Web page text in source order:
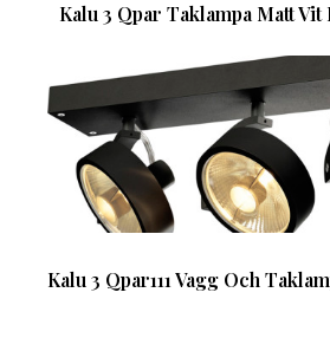
Kalu 3 Qpar Taklampa Matt Vit
Kalu 3 Qpar111 Vagg Och